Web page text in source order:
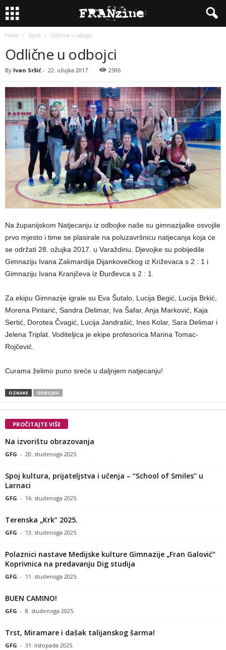
Home Sport Odlične u odbojci
Odlične u odbojci
By Ivan Sršić - 22. ožujka 2017. 2596
Na županijskom Natjecanju iz odbojke naše su gimnazijalke osvojile
prvo mjesto i time se plasirale na poluzavršnicu natjecanja koja će
se održati 28. ožujka 2017. u Varaždinu. Djevojke su pobijedile
Gimnaziju Ivana Zakmardija Dijankovečkog iz Križevaca s 2 : 1 i
Gimnaziju Ivana Kranjčeva iz Đurđevca s 2 : 1.
Za ekipu Gimnazije igrale su Eva Šutalo, Lucija Begić, Lucija Brkić,
Morena Pintarić, Sandra Delimar, Iva Šafar, Anja Marković, Kaja
Sertić, Dorotea Čvagić, Lucija Jandrašić, Ines Kolar, Sara Delimar i
Jelena Triplat. Voditeljica je ekipe profesorica Marina Tomac-
Rojčević.
Curama želimo puno sreće u daljnjem natjecanju!
OZNAKE ODBOJKA
PROČITAJTE VIŠE
Na izvorištu obrazovanja
GFG - 20. studenoga 2025.
Spoj kultura, prijateljstva i učenja – “School of Smiles” u
Larnaci
GFG - 16. studenoga 2025.
Terenska „Krk“ 2025.
GFG - 13. studenoga 2025.
Polaznici nastave Medijske kulture Gimnazije „Fran Galović“
Koprivnica na predavanju Dig studija
GFG - 11. studenoga 2025.
BUEN CAMINO!
GFG - 8. studenoga 2025.
Trst, Miramare i dašak talijanskog šarma!
GFG - 31. listopada 2025.